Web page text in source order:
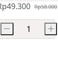
Rp58.000
adalah:
49.300
ini
Kuantitas
- +